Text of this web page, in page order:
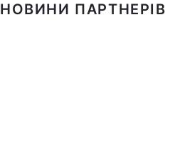
НОВИНИ ПАРТНЕРІВ